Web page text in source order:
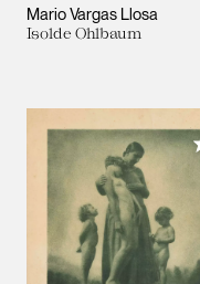
Mario Vargas Llosa
Isolde Ohlbaum